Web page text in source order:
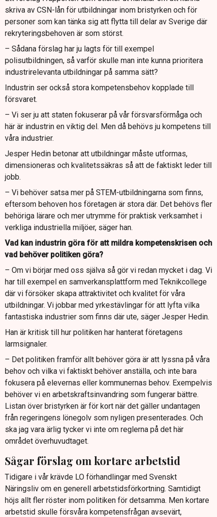
skriva av CSN-lån för utbildningar inom bristyrken och för
personer som kan tänka sig att flytta till delar av Sverige där
rekryteringsbehoven är som störst.
– Sådana förslag har ju lagts för till exempel
polisutbildningen, så varför skulle man inte kunna prioritera
industrirelevanta utbildningar på samma sätt?
Industrin ser också stora kompetensbehov kopplade till
försvaret.
– Vi ser ju att staten fokuserar på vår försvarsförmåga och
här är industrin en viktig del. Men då behövs ju kompetens till
våra industrier.
Jesper Hedin betonar att utbildningar måste utformas,
dimensioneras och kvalitetssäkras så att de faktiskt leder till
jobb.
– Vi behöver satsa mer på STEM-utbildningarna som finns,
eftersom behoven hos företagen är stora där. Det behövs fler
behöriga lärare och mer utrymme för praktisk verksamhet i
verkliga industriella miljöer, säger han.
Vad kan industrin göra för att mildra kompetenskrisen och
vad behöver politiken göra?
– Om vi börjar med oss själva så gör vi redan mycket i dag. Vi
har till exempel en samverkansplattform med Teknikcollege
där vi försöker skapa attraktivitet och kvalitet för våra
utbildningar. Vi jobbar med yrkestävlingar för att lyfta vilka
fantastiska industrier som finns där ute, säger Jesper Hedin.
Han är kritisk till hur politiken har hanterat företagens
larmsignaler.
– Det politiken framför allt behöver göra är att lyssna på våra
behov och vilka vi faktiskt behöver anställa, och inte bara
fokusera på elevernas eller kommunernas behov. Exempelvis
behöver vi en arbetskraftsinvandring som fungerar bättre.
Listan över bristyrken är för kort när det gäller undantagen
från regeringens lönegolv som nyligen presenterades. Och
ska jag vara ärlig tycker vi inte om reglerna på det här
området överhuvudtaget.
Sågar förslag om kortare arbetstid
Tidigare i vår krävde LO förhandlingar med Svenskt
Näringsliv om en generell arbetstidsförkortning. Samtidigt
höjs allt fler röster inom politiken för detsamma. Men kortare
arbetstid skulle försvåra kompetensfrågan avsevärt,